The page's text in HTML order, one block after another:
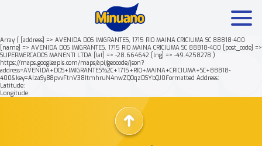
Array ( [address] => AVENIDA DOS IMIGRANTES, 1715 RIO MAINA CRICIUMA SC 88818-400
[name] => AVENIDA DOS IMIGRANTES, 1715 RIO MAINA CRICIUMA SC 88818-400 [post_code] =>
SUPERMERCADOS MANENTI LTDA [lat] => -28.664642 [lng] => -49.4258278 )
https://maps.googleapis.com/maps/api/geocode/json?
address=AVENIDA+DOS+IMIGRANTES%2C+1715+RIO+MAINA+CRICIUMA+SC+88818-
400&key=AIzaSyB8pvvFtnV38ItmhruN4nwZQOqzDSYbQJ0Formatted Address:
Latitude:
Longitude:
Mais buscados: Produtos Minuano Rende +
Nossa história